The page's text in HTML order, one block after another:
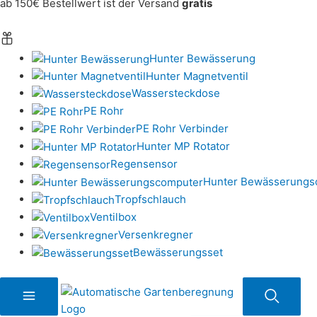
ab 150€ Bestellwert ist der Versand gratis
Hunter Bewässerung
Hunter Magnetventil
Wassersteckdose
PE Rohr
PE Rohr Verbinder
Hunter MP Rotator
Regensensor
Hunter
Tropfschlauch
Ventilbox
Versenkregner
Bewässerungsset